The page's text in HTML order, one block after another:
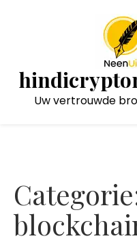
Uw vertrouwde